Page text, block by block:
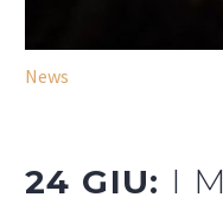
News
24 GIU: I